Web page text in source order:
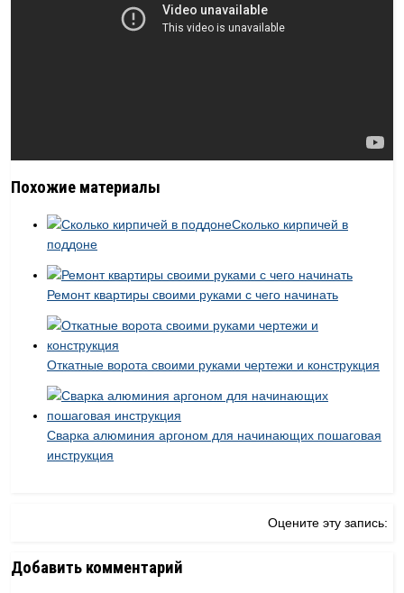
Похожие материалы
Cколько кирпичей в
поддоне
Ремонт квартиры своими руками с чего начинать
Откатные ворота своими руками чертежи и конструкция
Cварка алюминия аргоном для начинающих пошаговая
инструкция
Оцените эту запись:
Добавить комментарий